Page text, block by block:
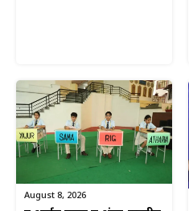
August 8, 2026